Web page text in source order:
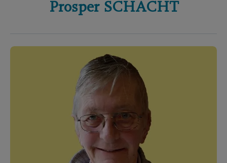
Prosper SCHACHT